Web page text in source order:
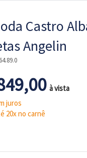
Castro
Angelin
à vista
juros
20x no carnê